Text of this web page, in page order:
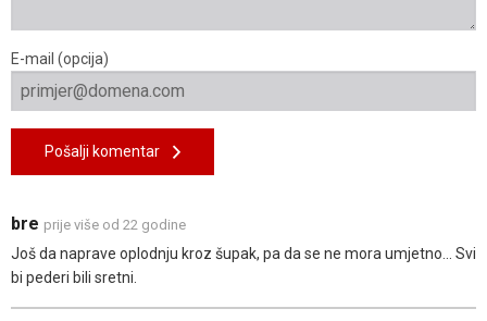
E-mail (opcija)
Pošalji komentar
bre prije više od 22 godine
Još da naprave oplodnju kroz šupak, pa da se ne mora umjetno... Svi
bi pederi bili sretni.